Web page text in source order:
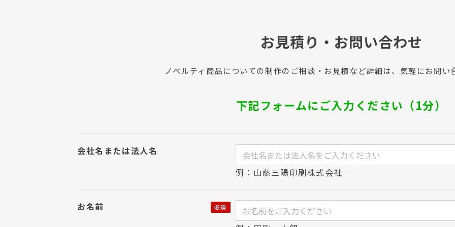
お見積り・お問い合わせ
ノベルティ商品についての制作のご相談・お見積など詳細は、気軽にお問い
下記フォームにご入力ください（1分）
会社名または法人名
例：山藤三陽印刷株式会社
お名前